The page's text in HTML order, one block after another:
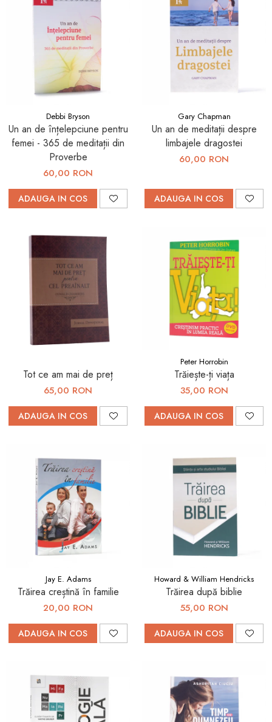
Debbi Bryson
Un an de înțelepciune pentru
femei - 365 de meditații din
Proverbe
60,00 RON
ADAUGA IN COS
Gary Chapman
Un an de meditații despre
limbajele dragostei
60,00 RON
ADAUGA IN COS
Tot ce am mai de preț
65,00 RON
ADAUGA IN COS
Peter Horrobin
Trăiește-ți viața
35,00 RON
ADAUGA IN COS
Jay E. Adams
Trăirea creștină în familie
20,00 RON
ADAUGA IN COS
Howard & William Hendricks
Trăirea după biblie
55,00 RON
ADAUGA IN COS